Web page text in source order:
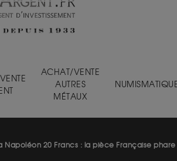
ACHAT/VENTE
AUTRES
MÉTAUX
Napoléon 20 Francs : la pièce Française